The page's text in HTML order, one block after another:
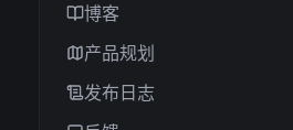
博客
产品规划
发布日志